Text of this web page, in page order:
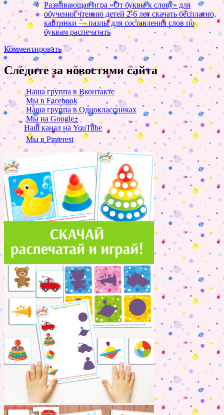
Развивающая игра «От буквы к слову» для
обучения чтению детей 2-6 лет скачать бесплатно,
картинки — пазлы для составления слов по
буквам распечатать
Комментировать
Следите за новостями сайта
Наша группа в Вконтакте
Мы в Facebook
Наша группа в Одноклассниках
Мы на Google+
Наш канал на YouTube
Мы в Pinterest